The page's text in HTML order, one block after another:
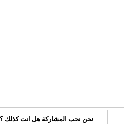
♥ نحن نحب المشاركة هل انت كذلك ؟